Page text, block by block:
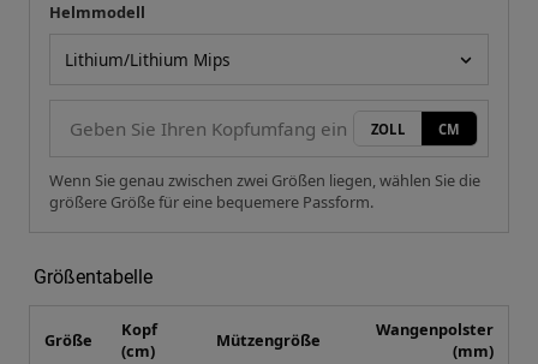
Ihre Messung
Helmmodell
ZOLL CM
Wenn Sie genau zwischen zwei Größen liegen, wählen Sie die
größere Größe für eine bequemere Passform.
Größentabelle
Größe
Kopf
(cm)
Mützengröße
Wangenpolster
(mm)